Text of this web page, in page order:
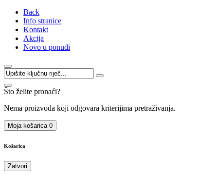
Back
Info stranice
Kontakt
Akcija
Novo u ponudi
Što želite pronaći?
Nema proizvoda koji odgovara kriterijima pretraživanja.
Moja košarica 0
Košarica
Zatvori